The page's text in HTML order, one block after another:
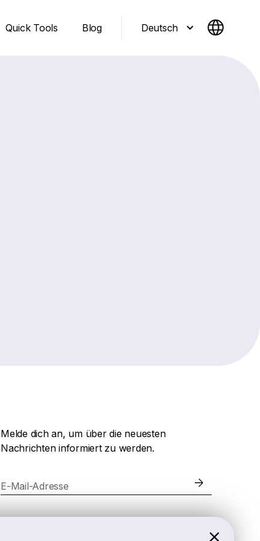
Quick Tools Blog Deutsch
Melde dich an, um über die neuesten
Nachrichten informiert zu werden.
E-Mail-Adresse